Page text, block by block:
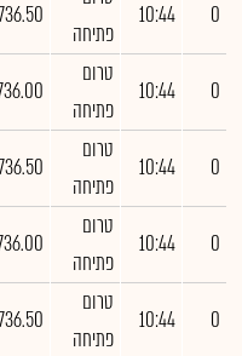
0
10:44
פתיחה
0
10:44
טרום
פתיחה
0
10:44
טרום
פתיחה
0
10:44
טרום
פתיחה
0
10:44
טרום
פתיחה